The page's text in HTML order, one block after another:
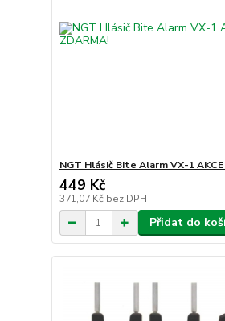
NGT Hlásič Bite Alarm VX-1 AKCE
449 Kč
371,07 Kč bez DPH
Přidat do